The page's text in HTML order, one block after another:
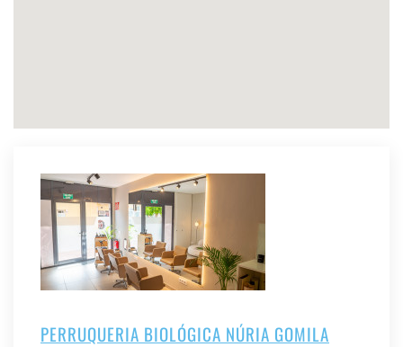
PERRUQUERIA BIOLÓGICA NÚRIA GOMILA